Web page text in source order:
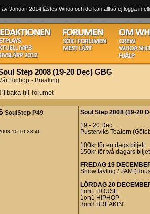
av Januari 2014 låstes Whoa och du kan alltså ej logga in
Step 2008 (19-20 Dec) GBG
Hiphop - Breaking
till forumet
SoulStep P49
10-10 23:46
Soul Step 2008 (19-20
19 - 20 Dec
Pusterviks Teatern
100kr för en dags biljett
150kr för två dagars
FREDAG 19
Show tävling / JAM
LÖRDAG 20
1on1 HOUSE
1on1 HIPHOP
3on3 BREAKIN'